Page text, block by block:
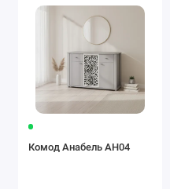
Комод Анабель АН04